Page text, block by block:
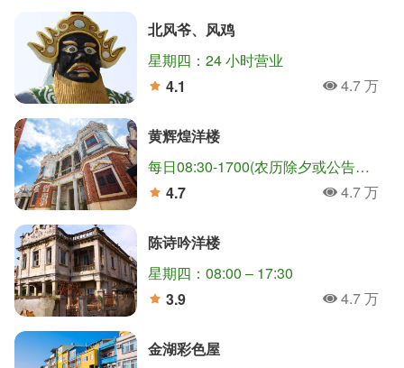
北风爷、风鸡
星期四：24 小时营业
4.1
人氣4.7 万
黄辉煌洋楼
每日08:30-1700(农历除夕或公告停止上班日等特殊状况，停止开放)
4.7
人氣4.7 万
陈诗吟洋楼
星期四：08:00 – 17:30
3.9
人氣4.7 万
金湖彩色屋